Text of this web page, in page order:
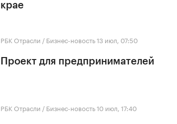
крае
РБК Отрасли / Бизнес-новость13 июл, 07:50
Проект для предпринимателей
РБК Отрасли / Бизнес-новость10 июл, 17:40